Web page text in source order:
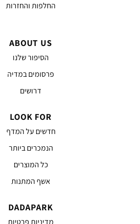
החלפות והחזרות
ABOUT US
הסיפור שלנו
פרסומים במדיה
דרושים
LOOK FOR
חדשים על המדף
הנמכרים ביותר
כל המוצרים
אשף המתנות
DADAPARK
מדיניות פרטיות